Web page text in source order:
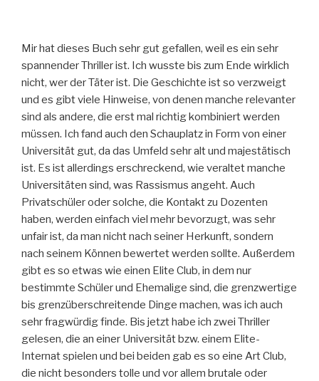
Mir hat dieses Buch sehr gut gefallen, weil es ein sehr
spannender Thriller ist. Ich wusste bis zum Ende wirklich
nicht, wer der Täter ist. Die Geschichte ist so verzweigt
und es gibt viele Hinweise, von denen manche relevanter
sind als andere, die erst mal richtig kombiniert werden
müssen. Ich fand auch den Schauplatz in Form von einer
Universität gut, da das Umfeld sehr alt und majestätisch
ist. Es ist allerdings erschreckend, wie veraltet manche
Universitäten sind, was Rassismus angeht. Auch
Privatschüler oder solche, die Kontakt zu Dozenten
haben, werden einfach viel mehr bevorzugt, was sehr
unfair ist, da man nicht nach seiner Herkunft, sondern
nach seinem Können bewertet werden sollte. Außerdem
gibt es so etwas wie einen Elite Club, in dem nur
bestimmte Schüler und Ehemalige sind, die grenzwertige
bis grenzüberschreitende Dinge machen, was ich auch
sehr fragwürdig finde. Bis jetzt habe ich zwei Thriller
gelesen, die an einer Universität bzw. einem Elite-
Internat spielen und bei beiden gab es so eine Art Club,
die nicht besonders tolle und vor allem brutale oder